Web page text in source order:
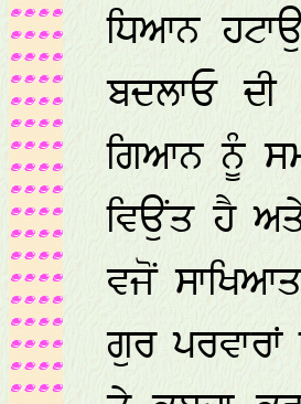
ਧਿਆਨ
ਬਦਲਾਓ ਦੀ
ਗਿਆਨ ਨੂੰ
ਵਿਉਂਤ ਹੈ
ਵਜੋਂ
ਗੁਰ